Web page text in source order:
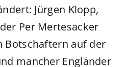
Jürgen Klopp,
Per Mertesacker
Botschaftern auf der
mancher Engländer